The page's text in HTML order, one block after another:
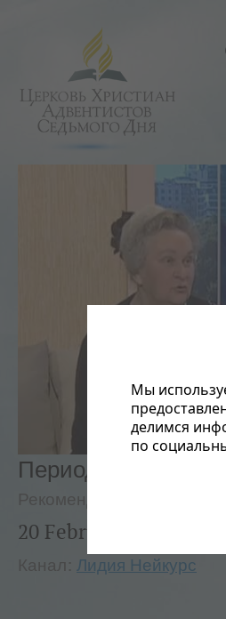
Период
Рекомендуемые
20 February, 2013
Канал: Лидия Нейкурс
Мы
делимся
по